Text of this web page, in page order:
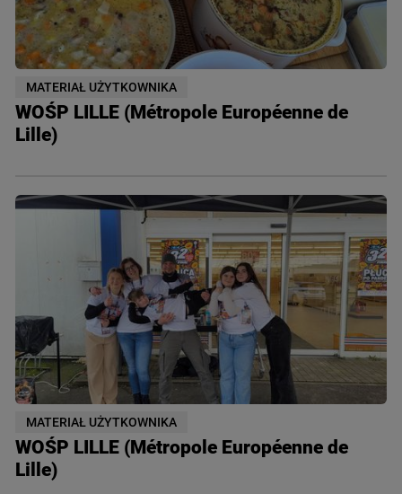
MATERIAŁ UŻYTKOWNIKA
WOŚP LILLE (Métropole Européenne de
Lille)
MATERIAŁ UŻYTKOWNIKA
WOŚP LILLE (Métropole Européenne de
Lille)